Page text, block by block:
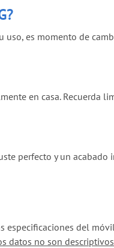
es momento de
en casa. Recuerda
perfecto y un acabado
especificaciones del
datos no son